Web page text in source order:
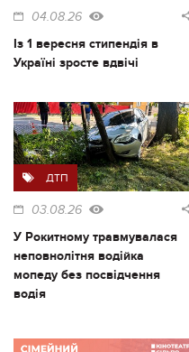
04.08.26
Із 1 вересня стипендія в
Україні зросте вдвічі
ДТП
03.08.26
У Рокитному травмувалася
неповнолітня водійка
мопеду без посвідчення
водія